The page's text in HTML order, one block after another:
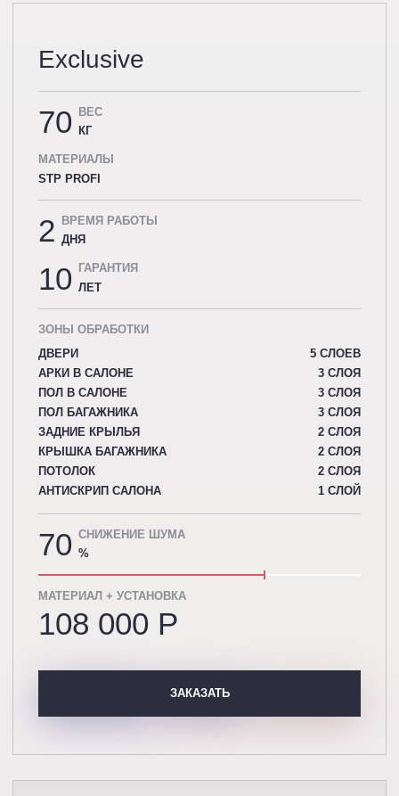
Exclusive
70
ВЕС
КГ
МАТЕРИАЛЫ
STP PROFI
2
ВРЕМЯ РАБОТЫ
ДНЯ
10
ГАРАНТИЯ
ЛЕТ
ЗОНЫ ОБРАБОТКИ
ДВЕРИ
5 СЛОЕВ
АРКИ В САЛОНЕ
3 СЛОЯ
ПОЛ В САЛОНЕ
3 СЛОЯ
ПОЛ БАГАЖНИКА
3 СЛОЯ
ЗАДНИЕ КРЫЛЬЯ
2 СЛОЯ
КРЫШКА БАГАЖНИКА
2 СЛОЯ
ПОТОЛОК
2 СЛОЯ
АНТИСКРИП САЛОНА
1 СЛОЙ
70 СНИЖЕНИЕ ШУМА
%
МАТЕРИАЛ + УСТАНОВКА
108 000 P
ЗАКАЗАТЬ